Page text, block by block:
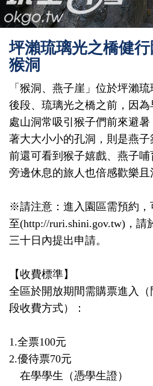
坪瀨琉璃光之橋健行
猴洞
「猴洞、燕子崖」位於坪瀨
後段、琉璃光之橋之前，因
處山洞常吸引猴子們前來避
著大大小小的孔洞，則是燕
前還可看到猴子嬉戲、燕子
旁邊休息的旅人也倍感歡樂且
※請注意：進入園區需預約，
至(http://ruri.shini.gov.tw)，
三十日內提出申請。
【收費標準】
全區於開放期間需購票進入
段收費方式）：
1.全票100元
2.優待票70元
在學學生（憑學生證）